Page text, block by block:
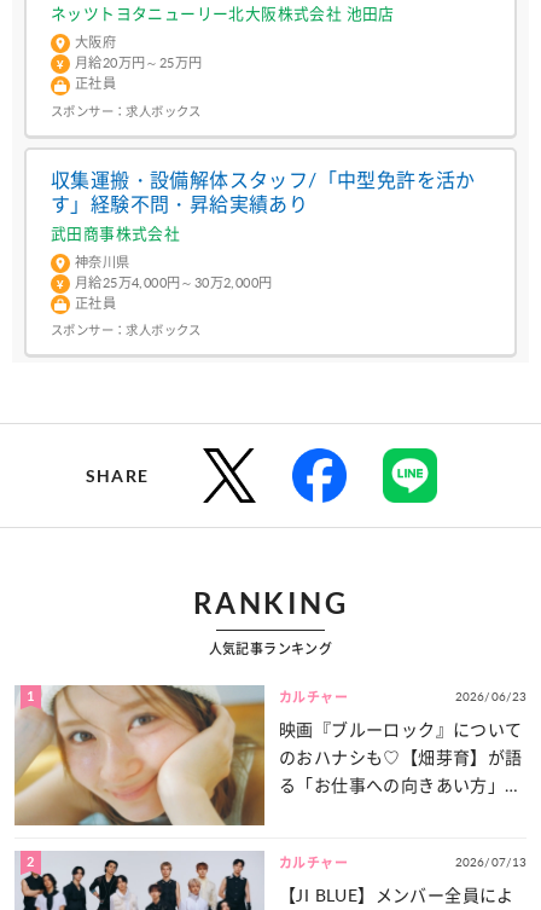
ネッツトヨタニューリー北大阪株式会社 池田店
大阪府
月給20万円～25万円
正社員
スポンサー：求人ボックス
収集運搬・設備解体スタッフ/「中型免許を活か
す」経験不問・昇給実績あり
武田商事株式会社
神奈川県
月給25万4,000円～30万2,000円
正社員
スポンサー：求人ボックス
SHARE
RANKING
人気記事ランキング
1 カルチャー 2026/06/23
映画『ブルーロック』について
のおハナシも♡【畑芽育】が語
る「お仕事への向きあい方」と
2 カルチャー 2026/07/13
【JI BLUE】メンバー全員によ